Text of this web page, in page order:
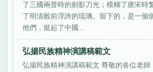
了三國兩晉時的劍影刀光；模糊了唐宋時
了明清殿前浮誇的琉璃。留下的，是一個
他們，挺起了中國...
弘揚民族精神演講稿範文
弘揚民族精神演講稿範文 尊敬的各位老師